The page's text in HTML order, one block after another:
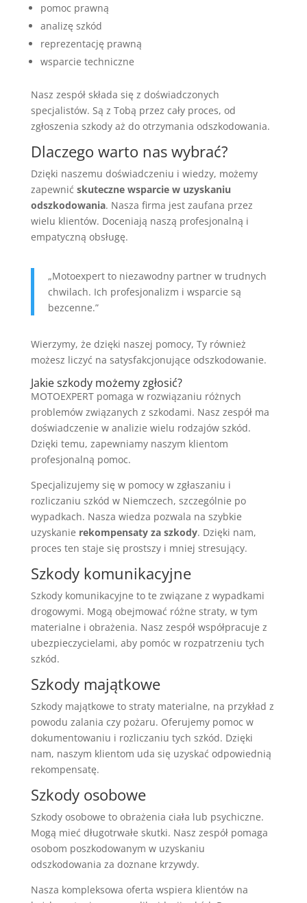
pomoc prawną
analizę szkód
reprezentację prawną
wsparcie techniczne
Nasz zespół składa się z doświadczonych
specjalistów. Są z Tobą przez cały proces, od
zgłoszenia szkody aż do otrzymania odszkodowania.
Dlaczego warto nas wybrać?
Dzięki naszemu doświadczeniu i wiedzy, możemy
zapewnić skuteczne wsparcie w uzyskaniu
odszkodowania. Nasza firma jest zaufana przez
wielu klientów. Doceniają naszą profesjonalną i
empatyczną obsługę.
„Motoexpert to niezawodny partner w trudnych
chwilach. Ich profesjonalizm i wsparcie są
bezcenne.”
Wierzymy, że dzięki naszej pomocy, Ty również
możesz liczyć na satysfakcjonujące odszkodowanie.
Jakie szkody możemy zgłosić?
MOTOEXPERT pomaga w rozwiązaniu różnych
problemów związanych z szkodami. Nasz zespół ma
doświadczenie w analizie wielu rodzajów szkód.
Dzięki temu, zapewniamy naszym klientom
profesjonalną pomoc.
Specjalizujemy się w pomocy w zgłaszaniu i
rozliczaniu szkód w Niemczech, szczególnie po
wypadkach. Nasza wiedza pozwala na szybkie
uzyskanie rekompensaty za szkody. Dzięki nam,
proces ten staje się prostszy i mniej stresujący.
Szkody komunikacyjne
Szkody komunikacyjne to te związane z wypadkami
drogowymi. Mogą obejmować różne straty, w tym
materialne i obrażenia. Nasz zespół współpracuje z
ubezpieczycielami, aby pomóc w rozpatrzeniu tych
szkód.
Szkody majątkowe
Szkody majątkowe to straty materialne, na przykład z
powodu zalania czy pożaru. Oferujemy pomoc w
dokumentowaniu i rozliczaniu tych szkód. Dzięki
nam, naszym klientom uda się uzyskać odpowiednią
rekompensatę.
Szkody osobowe
Szkody osobowe to obrażenia ciała lub psychiczne.
Mogą mieć długotrwałe skutki. Nasz zespół pomaga
osobom poszkodowanym w uzyskaniu
odszkodowania za doznane krzywdy.
Nasza kompleksowa oferta wspiera klientów na